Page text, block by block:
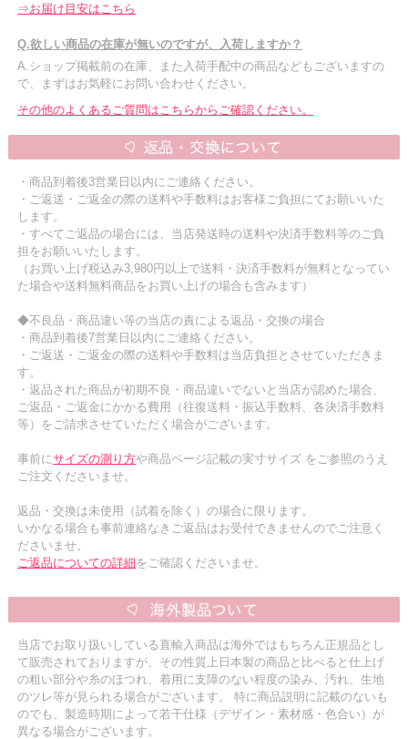
⇒お届け目安はこちら
Q.欲しい商品の在庫が無いのですが、入荷しますか？
A.ショップ掲載前の在庫、また入荷手配中の商品などもございますの
で、まずはお気軽にお問い合わせください。
その他のよくあるご質問はこちらからご確認ください。
・商品到着後3営業日以内にご連絡ください。
・ご返送・ご返金の際の送料や手数料はお客様ご負担にてお願いいた
します。
・すべてご返品の場合には、当店発送時の送料や決済手数料等のご負
担をお願いいたします。
（お買い上げ税込み3,980円以上で送料・決済手数料が無料となってい
た場合や送料無料商品をお買い上げの場合も含みます）
◆不良品・商品違い等の当店の責による返品・交換の場合
・商品到着後7営業日以内にご連絡ください。
・ご返送・ご返金の際の送料や手数料は当店負担とさせていただきま
す。
・返品された商品が初期不良・商品違いでないと当店が認めた場合、
ご返品・ご返金にかかる費用（往復送料・振込手数料、各決済手数料
等）をご請求させていただく場合がございます。
事前にサイズの測り方や商品ページ記載の実寸サイズ をご参照のうえ
ご注文くださいませ。
返品・交換は未使用（試着を除く）の場合に限ります。
いかなる場合も事前連絡なきご返品はお受付できませんのでご注意く
ださいませ。
ご返品についての詳細をご確認くださいませ。
当店でお取り扱いしている直輸入商品は海外ではもちろん正規品とし
て販売されておりますが、その性質上日本製の商品と比べると仕上げ
の粗い部分や糸のほつれ、着用に支障のない程度の染み、汚れ、生地
のツレ等が見られる場合がございます。 特に商品説明に記載のないも
のでも、製造時期によって若干仕様（デザイン・素材感・色合い）が
異なる場合がございます。